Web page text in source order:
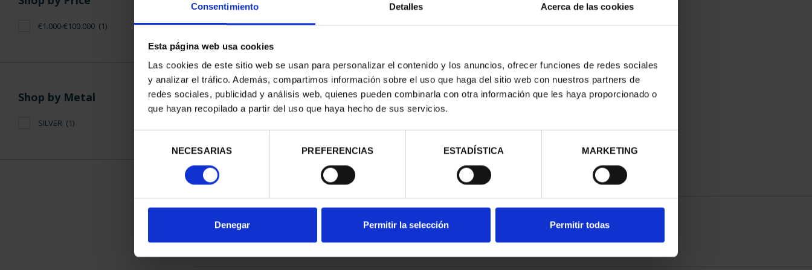
Consentimiento Detalles Acerca de las cookies
Esta página web usa cookies
Las cookies de este sitio web se usan para personalizar el contenido y los anuncios, ofrecer funciones de redes sociales
y analizar el tráfico. Además, compartimos información sobre el uso que haga del sitio web con nuestros partners de
redes sociales, publicidad y análisis web, quienes pueden combinarla con otra información que les haya proporcionado o
que hayan recopilado a partir del uso que haya hecho de sus servicios.
consentimiento
NECESARIAS PREFERENCIAS ESTADÍSTICA MARKETING
Denegar Permitir la selección Permitir todas
€1.000-€100.000 (1)
Shop by Metal
SILVER (1)
425 ANNIV. VELÁZQUEZ
(2024) SILVER SET
SORT BY: